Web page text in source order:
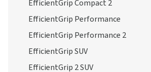
EfficientGrip Compact 2
EfficientGrip Performance
EfficientGrip Performance 2
EfficientGrip SUV
EfficientGrip 2 SUV